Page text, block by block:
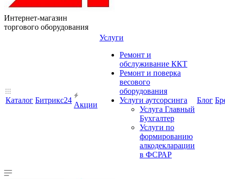
Интернет-магазин
торгового оборудования
Каталог Битрикс24
Акции
Услуги
Ремонт и
обслуживание ККТ
Ремонт и поверка
весового
оборудования
Услуги аутсорсинга
Услуга Главный
Бухгалтер
Услуги по
формированию
алкодекларации
в ФСРАР
Блог